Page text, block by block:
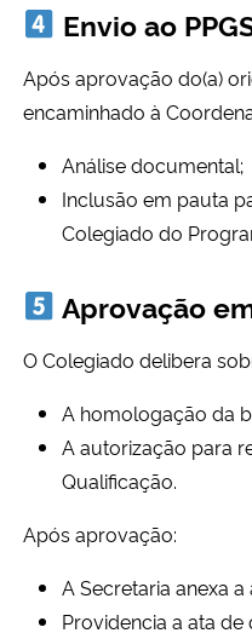
Envio ao
Após aprovação do(a)
encaminhado à
Análise documental;
Inclusão em pauta
Colegiado do
Aprovação
O Colegiado delibera
A homologação da
A autorização para
Qualificação.
Após aprovação:
A Secretaria anexa
Providencia a ata